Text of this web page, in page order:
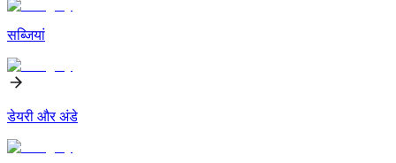
सब्जियां
डेयरी और अंडे